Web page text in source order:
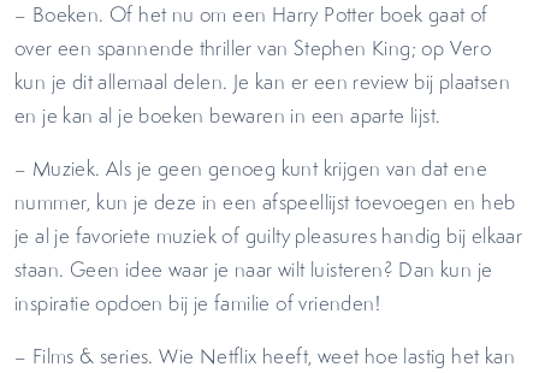
– Boeken. Of het nu om een Harry Potter boek gaat of
over een spannende thriller van Stephen King; op Vero
kun je dit allemaal delen. Je kan er een review bij plaatsen
en je kan al je boeken bewaren in een aparte lijst.
– Muziek. Als je geen genoeg kunt krijgen van dat ene
nummer, kun je deze in een afspeellijst toevoegen en heb
je al je favoriete muziek of guilty pleasures handig bij elkaar
staan. Geen idee waar je naar wilt luisteren? Dan kun je
inspiratie opdoen bij je familie of vrienden!
– Films & series. Wie Netflix heeft, weet hoe lastig het kan